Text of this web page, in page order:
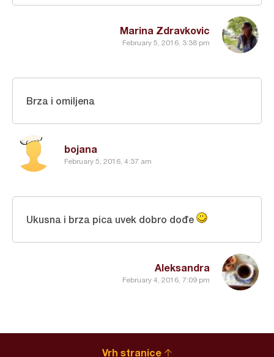
Marina Zdravkovic
February 5, 2016, 3:38 pm
bojana
February 5, 2016, 4:37 am
Brza i omiljena
Aleksandra
February 4, 2016, 7:09 pm
Ukusna i brza pica uvek dobro dođe
Vrh stranice